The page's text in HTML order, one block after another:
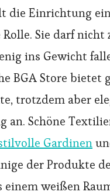
die Einrichtung
Rolle. Sie darf
ins Gewicht
BGA Store bietet
trotzdem aber
an. Schöne
Gardinen
der Produkte
einem weißen